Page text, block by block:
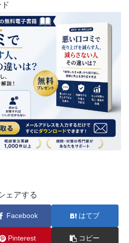
ェアする
Facebook はてブ
Pinterest コピー